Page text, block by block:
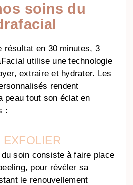
soins du
résultat en 30 minutes, 3
utilise une technologie
extraire et hydrater. Les
rendent
peau tout son éclat en
:
EXFOLIER
soin consiste à faire place
pour révéler sa
le renouvellement